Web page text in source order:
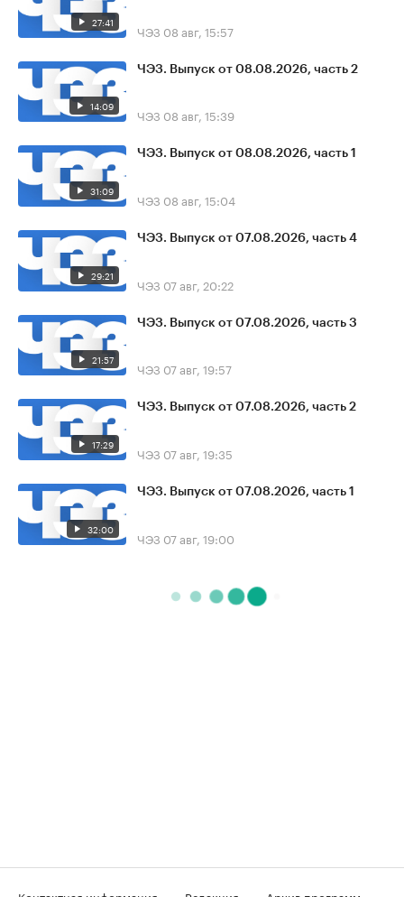
27:41 ЧЭЗ 08 авг, 15:57
14:09
ЧЭЗ. Выпуск от 08.08.2026, часть 2
ЧЭЗ 08 авг, 15:39
31:09
ЧЭЗ. Выпуск от 08.08.2026, часть 1
ЧЭЗ 08 авг, 15:04
29:21
ЧЭЗ. Выпуск от 07.08.2026, часть 4
ЧЭЗ 07 авг, 20:22
21:57
ЧЭЗ. Выпуск от 07.08.2026, часть 3
ЧЭЗ 07 авг, 19:57
17:29
ЧЭЗ. Выпуск от 07.08.2026, часть 2
ЧЭЗ 07 авг, 19:35
32:00
ЧЭЗ. Выпуск от 07.08.2026, часть 1
ЧЭЗ 07 авг, 19:00